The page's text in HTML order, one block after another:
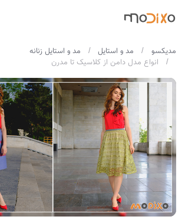
مدیکسو مد و استایل
مد و استایل زنانه
انواع مدل دامن از کلاسیک تا مدرن